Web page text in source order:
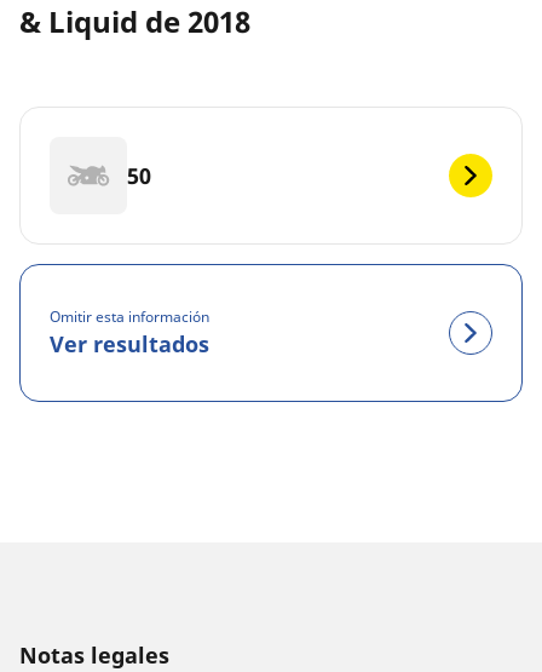
& Liquid de 2018
50
Omitir esta información
Ver resultados
Notas legales